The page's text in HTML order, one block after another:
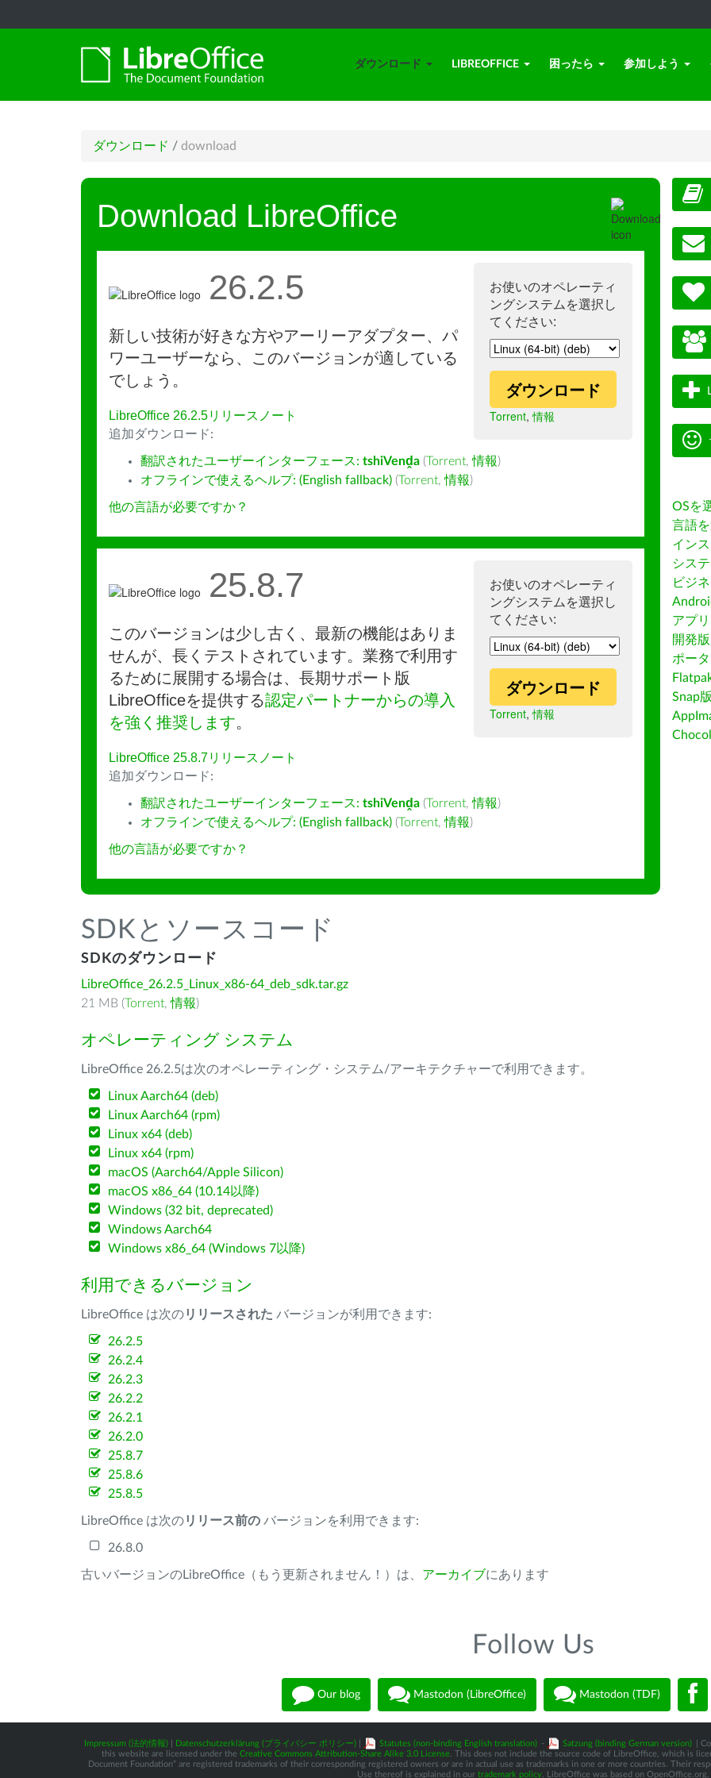
ダウンロード LIBREOFFICE 困ったら 参加しよう
ダウンロード / download
Download LibreOffice
お使いのオペレーティ
ングシステムを選択し
てください:
ダウンロード
Torrent,情報
26.2.5
新しい技術が好きな方やアーリーアダプター、パ
ワーユーザーなら、このバージョンが適している
でしょう。
LibreOffice 26.2.5リリースノート
追加ダウンロード:
翻訳されたユーザーインターフェース: tshiVenḓa (Torrent,情報)
オフラインで使えるヘルプ: (English fallback) (Torrent,情報)
他の言語が必要ですか？
お使いのオペレーティ
ングシステムを選択し
てください:
ダウンロード
Torrent,情報
25.8.7
このバージョンは少し古く、最新の機能はありま
せんが、長くテストされています。業務で利用す
るために展開する場合は、長期サポート版
LibreOfficeを提供する認定パートナーからの導入
を強く推奨します。
LibreOffice 25.8.7リリースノート
追加ダウンロード:
翻訳されたユーザーインターフェース: tshiVenḓa (Torrent,情報)
オフラインで使えるヘルプ: (English fallback) (Torrent,情報)
他の言語が必要ですか？
SDKとソースコード
SDKのダウンロード
LibreOffice_26.2.5_Linux_x86-64_deb_sdk.tar.gz
21 MB (Torrent,情報)
オペレーティング システム
LibreOffice 26.2.5は次のオペレーティング・システム/アーキテクチャーで利用できます。
Linux Aarch64 (deb)
Linux Aarch64 (rpm)
Linux x64 (deb)
Linux x64 (rpm)
macOS (Aarch64/Apple Silicon)
macOS x86_64 (10.14以降)
Windows (32 bit, deprecated)
Windows Aarch64
Windows x86_64 (Windows 7以降)
利用できるバージョン
LibreOffice は次のリリースされた バージョンが利用できます:
26.2.5
26.2.4
26.2.3
26.2.2
26.2.1
26.2.0
25.8.7
25.8.6
25.8.5
LibreOffice は次のリリース前の バージョンを利用できます:
26.8.0
古いバージョンのLibreOffice（もう更新されません！）は、 アーカイブにあります
OSを
言語
イン
シス
ビジ
アプ
開発版
ポー
Snap版
Follow Us
Our blog Mastodon (LibreOffice) Mastodon (TDF)
Impressum (法的情報) Datenschutzerklärung (プライバシー ポリシー) Statutes (non-binding English translation) - Satzung (binding German version)
|
this website are licensed under the Creative Commons Attribution-Share Alike 3.0 License. This does not include the source code of LibreOffice, which is
Document Foundation” are registered trademarks of their corresponding registered owners or are in actual use as trademarks in one or more countries. Their
Use thereof is explained in our trademark policy . LibreOffice was based on OpenOffice.org.